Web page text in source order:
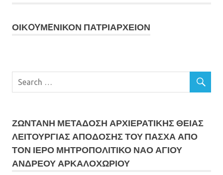
ΟΙΚOYΜEΝΙΚΟΝ ΠΑΤΡΙΑΡΧΕΙΟΝ
ΖΩΝΤΑΝΗ ΜΕΤΆΔΟΣΗ ΑΡΧΙΕΡΑΤΙΚΗΣ ΘΕΙΑΣ
ΛΕΙΤΟΥΡΓΙΑΣ ΑΠΟΔΟΣΗΣ ΤΟΥ ΠΑΣΧΑ ΑΠΟ
ΤΟΝ ΙΕΡΟ ΜΗΤΡΟΠΟΛΙΤΙΚΟ ΝΑΟ ΑΓΙΟΥ
ΑΝΔΡΕΟΥ ΑΡΚΑΛΟΧΩΡΙΟΥ